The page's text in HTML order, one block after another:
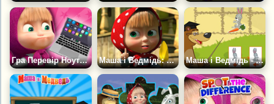
Гра Перевір Ноутбук Маши Маша і Ведмідь: Кради Мед! Маша і Ведмідь - Годуємо Тварин